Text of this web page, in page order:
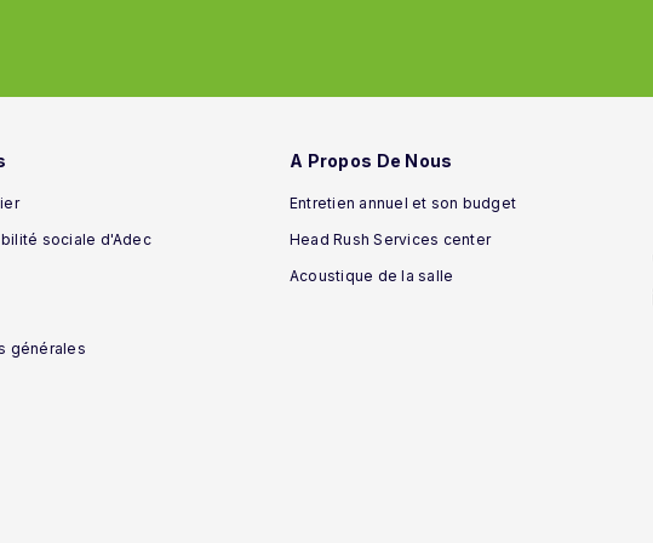
sociale d'Adec
générales
A Propos De Nous
Entretien annuel et son budget
Head Rush Services center
Acoustique de la salle